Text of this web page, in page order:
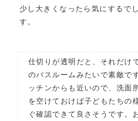
少し大きくなったら気にするで
す。
仕切りが透明だと、それだけ
のバスルームみたいで素敵で
ッチンからも近いので、洗面
を空けておけば子どもたちの
ぐ確認できて良さそうです。